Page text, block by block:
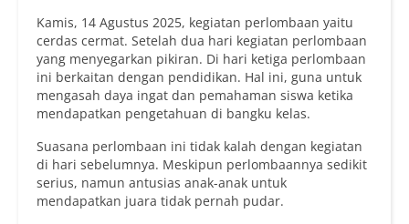
Kamis, 14 Agustus 2025, kegiatan perlombaan yaitu
cerdas cermat. Setelah dua hari kegiatan perlombaan
yang menyegarkan pikiran. Di hari ketiga perlombaan
ini berkaitan dengan pendidikan. Hal ini, guna untuk
mengasah daya ingat dan pemahaman siswa ketika
mendapatkan pengetahuan di bangku kelas.
Suasana perlombaan ini tidak kalah dengan kegiatan
di hari sebelumnya. Meskipun perlombaannya sedikit
serius, namun antusias anak-anak untuk
mendapatkan juara tidak pernah pudar.